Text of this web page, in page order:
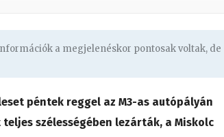
a megjelenéskor pontosak voltak, de
péntek reggel az M3-as autópályán
szélességében lezárták, a Miskolc